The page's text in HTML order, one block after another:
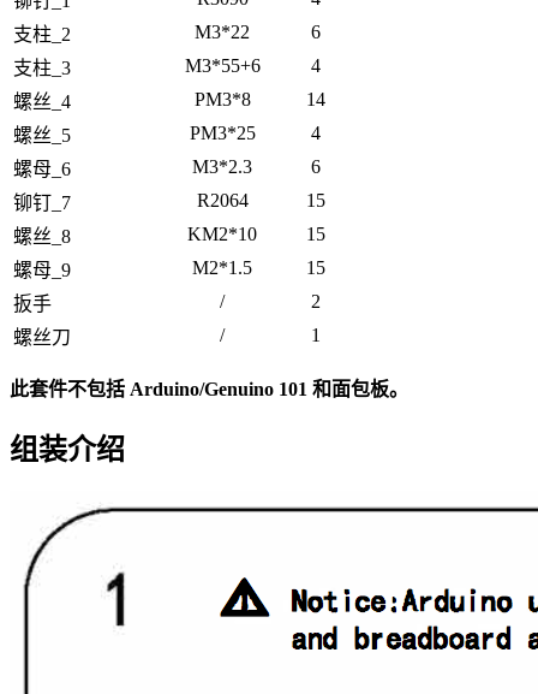
支柱_2
M3*22
6
支柱_3
M3*55+6
4
螺丝_4
PM3*8
14
螺丝_5
PM3*25
4
螺母_6
M3*2.3
6
铆钉_7
R2064
15
螺丝_8
KM2*10
15
螺母_9
M2*1.5
15
扳手
/
2
螺丝刀
/ 1
此套件不包括 Arduino/Genuino 101 和面包板。
组装介绍